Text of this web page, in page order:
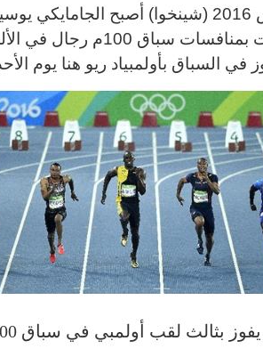
ريو دي جانيرو 14 أغسطس 2016 (شينخوا) أصبح
في التاريخ يفوز لثلاث مرات بمنافسات
السباق بأولمبياد ريو هنا يوم
بثالث لقب أولمبي في سباق 100م رجال